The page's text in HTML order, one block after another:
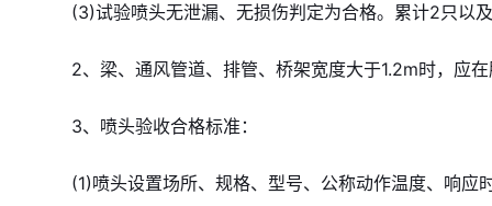
(3)试验喷头无泄漏、无损伤判定为合格。累计2只以
2、梁、通风管道、排管、桥架宽度大于1.2m时，应
3、喷头验收合格标准：
(1)喷头设置场所、规格、型号、公称动作温度、响